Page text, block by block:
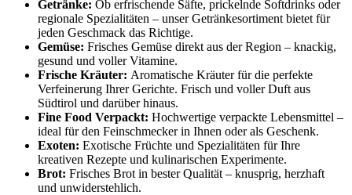
Getränke: Ob erfrischende Säfte, prickelnde Softdrinks oder
regionale Spezialitäten – unser Getränkesortiment bietet für
jeden Geschmack das Richtige.
Gemüse: Frisches Gemüse direkt aus der Region – knackig,
gesund und voller Vitamine.
Frische Kräuter: Aromatische Kräuter für die perfekte
Verfeinerung Ihrer Gerichte. Frisch und voller Duft aus
Südtirol und darüber hinaus.
Fine Food Verpackt: Hochwertige verpackte Lebensmittel –
ideal für den Feinschmecker in Ihnen oder als Geschenk.
Exoten: Exotische Früchte und Spezialitäten für Ihre
kreativen Rezepte und kulinarischen Experimente.
Brot: Frisches Brot in bester Qualität – knusprig, herzhaft
und unwiderstehlich.